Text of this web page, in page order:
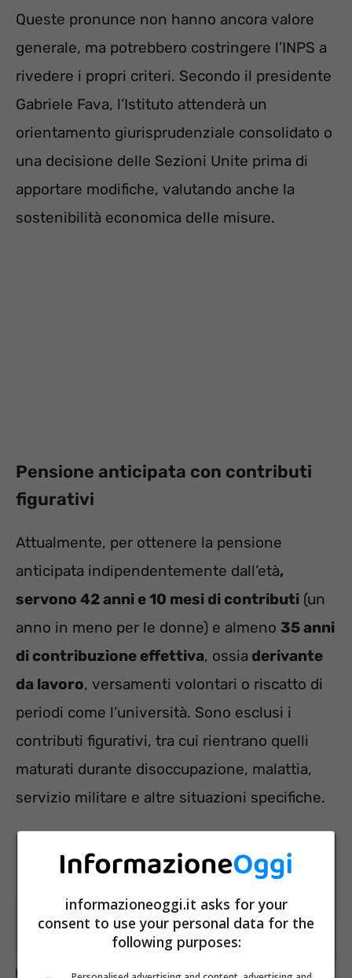
Queste pronunce non hanno ancora valore
generale, ma potrebbero costringere l’INPS a
rivedere i propri criteri. Secondo il presidente
Gabriele Fava, l’Istituto attenderà un
orientamento giurisprudenziale consolidato o
una decisione delle Sezioni Unite prima di
apportare modifiche, valutando anche la
sostenibilità economica delle misure.
Pensione anticipata con contributi
figurativi
Attualmente, per ottenere la pensione
anticipata indipendentemente dall’età,
servono 42 anni e 10 mesi di contributi (un
anno in meno per le donne) e almeno 35 anni
di contribuzione effettiva, ossia derivante
da lavoro, versamenti volontari o riscatto di
periodi come l’università. Sono esclusi i
contributi figurativi, tra cui rientrano quelli
maturati durante disoccupazione, malattia,
servizio militare e altre situazioni specifiche.
informazioneoggi.it asks for your
consent to use your personal data for the
following purposes: